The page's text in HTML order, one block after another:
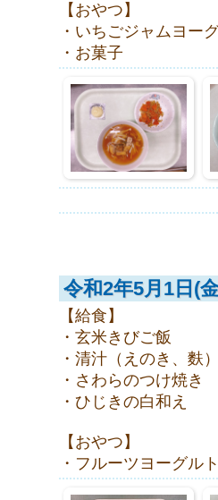
【おやつ】
・いちごジャムヨー
・お菓子
令和2年5月1日(
【給食】
・玄米きびご飯
・清汁（えのき、麩
・さわらのつけ焼き
・ひじきの白和え
【おやつ】
・フルーツヨーグル